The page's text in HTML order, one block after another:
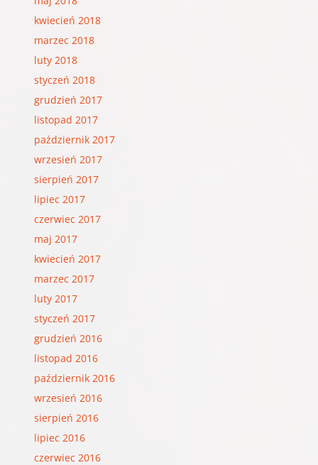
kwiecień 2018
marzec 2018
luty 2018
styczeń 2018
grudzień 2017
listopad 2017
październik 2017
wrzesień 2017
sierpień 2017
lipiec 2017
czerwiec 2017
maj 2017
kwiecień 2017
marzec 2017
luty 2017
styczeń 2017
grudzień 2016
listopad 2016
październik 2016
wrzesień 2016
sierpień 2016
lipiec 2016
czerwiec 2016